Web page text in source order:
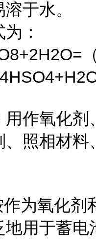
于水。
：
用作氧化剂
、照相材料
为氧化剂
地用于蓄电